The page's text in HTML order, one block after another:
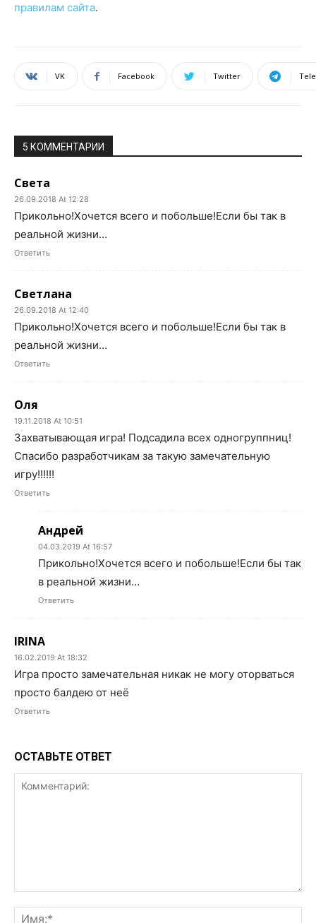
правилам сайта.
VK Facebook Twitter
5 КОММЕНТАРИИ
Света
26.09.2018 At 12:28
Прикольно!Хочется всего и побольше!Если бы так в
реальной жизни…
Ответить
Светлана
26.09.2018 At 12:40
Прикольно!Хочется всего и побольше!Если бы так в
реальной жизни…
Ответить
Оля
19.11.2018 At 10:51
Захватывающая игра! Подсадила всех одногруппниц!
Спасибо разработчикам за такую замечательную
игру!!!!!!
Ответить
Андрей
04.03.2019 At 16:57
Прикольно!Хочется всего и побольше!Если бы так
в реальной жизни…
Ответить
IRINA
16.02.2019 At 18:32
Игра просто замечательная никак не могу оторваться
просто балдею от неё
Ответить
ОСТАВЬТЕ ОТВЕТ